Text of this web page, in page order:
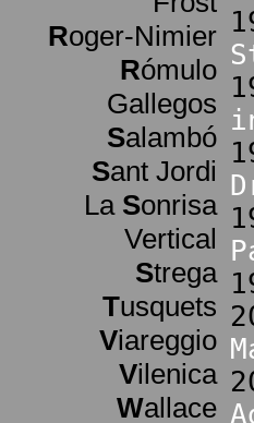
Roger-Nimier
Rómulo
Gallegos
Salambó
Sant Jordi
La Sonrisa
Vertical
Strega
Tusquets
Viareggio
Vilenica
Wallace